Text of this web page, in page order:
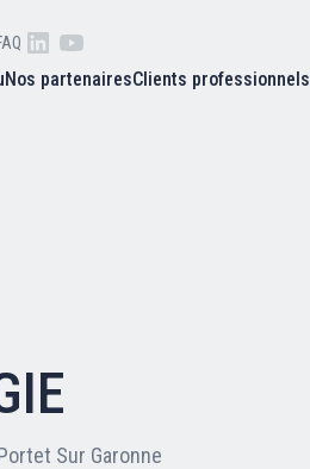
Nos partenairesClients professionnels
du réseau
Sur Garonne